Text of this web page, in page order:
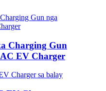
Charging Gun
EV Charger